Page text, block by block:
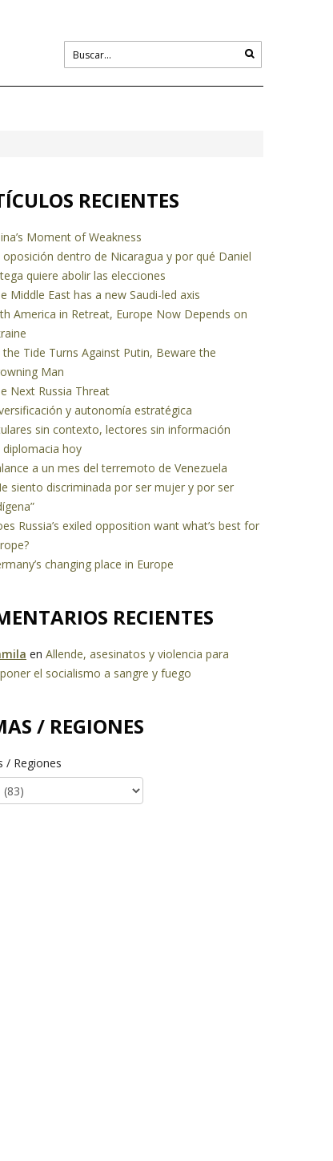
RECIENTES
Moment of Weakness
oposición dentro de Nicaragua y por qué Daniel
quiere abolir las elecciones
Middle East has a new Saudi-led axis
America in Retreat, Europe Now Depends on
the Tide Turns Against Putin, Beware the
Man
Next Russia Threat
y autonomía estratégica
sin contexto, lectores sin información
diplomacia hoy
a un mes del terremoto de Venezuela
siento discriminada por ser mujer y por ser
Russia’s exiled opposition want what’s best for
changing place in Europe
RECIENTES
en Allende, asesinatos y violencia para
el socialismo a sangre y fuego
/ REGIONES
/ Regiones